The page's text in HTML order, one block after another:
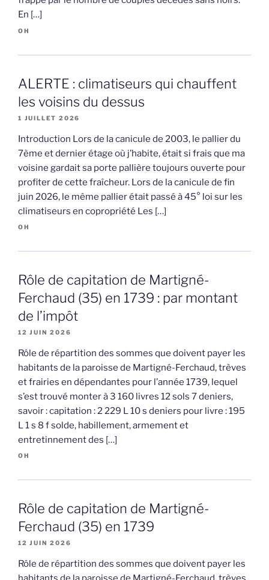
En […]
OH
ALERTE : climatiseurs qui chauffent
les voisins du dessus
1 JUILLET 2026
Introduction Lors de la canicule de 2003, le pallier du
7ème et dernier étage où j’habite, était si frais que ma
voisine gardait sa porte pallière toujours ouverte pour
profiter de cette fraîcheur. Lors de la canicule de fin
juin 2026, le même pallier était passé à 45° loi sur les
climatiseurs en copropriété Les […]
OH
Rôle de capitation de Martigné-
Ferchaud (35) en 1739 : par montant
de l’impôt
12 JUIN 2026
Rôle de répartition des sommes que doivent payer les
habitants de la paroisse de Martigné-Ferchaud, trèves
et frairies en dépendantes pour l’année 1739, lequel
s’est trouvé monter à 3 160 livres 12 sols 7 deniers,
savoir : capitation : 2 229 L 10 s deniers pour livre : 195
L 1 s 8 f solde, habillement, armement et
entretinnement des […]
OH
Rôle de capitation de Martigné-
Ferchaud (35) en 1739
12 JUIN 2026
Rôle de répartition des sommes que doivent payer les